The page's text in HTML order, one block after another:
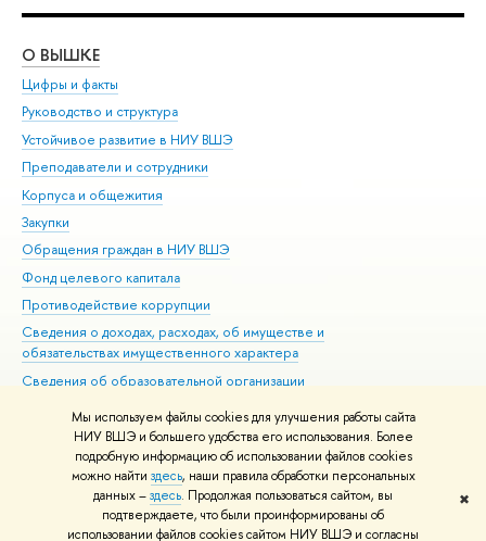
Мы используем файлы cookies для улучшения работы сайта
НИУ ВШЭ и большего удобства его использования. Более
подробную информацию об использовании файлов cookies
можно найти здесь, наши правила обработки персональных
данных –здесь. Продолжая пользоваться сайтом, вы
подтверждаете, что были проинформированы об
использовании файлов cookies сайтом НИУ ВШЭ и согласны
✖
О ВЫШКЕ
Цифры и факты
Руководство и структура
Устойчивое развитие в НИУ ВШЭ
Преподаватели и сотрудники
Корпуса и общежития
Закупки
Обращения граждан в НИУ ВШЭ
Фонд целевого капитала
Противодействие коррупции
Сведения о доходах, расходах, об имуществе и
обязательствах имущественного характера
Сведения об образовательной организации
Людям с ограниченными возможностями здоровья
Единая платежная страница
Работа в Вышке
© НИУ ВШЭ 1993–2026 Адреса и контакты Условия использования